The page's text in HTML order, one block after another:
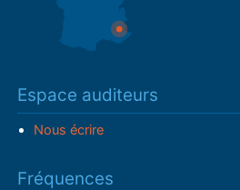
Espace auditeurs
Nous écrire
Fréquences